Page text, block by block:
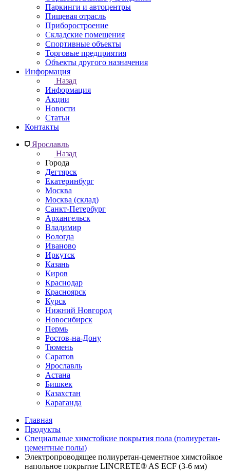
Паркинги и автоцентры
Пищевая отрасль
Приборостроение
Складские помещения
Спортивные объекты
Торговые предприятия
Объекты другого назначения
Информация
Назад
Информация
Акции
Новости
Статьи
Контакты
Ярославль
Назад
Города
Дегтярск
Екатеринбург
Москва
Москва (склад)
Санкт-Петербург
Архангельск
Владимир
Вологда
Иваново
Иркутск
Казань
Киров
Краснодар
Красноярск
Курск
Нижний Новгород
Новосибирск
Пермь
Ростов-на-Дону
Тюмень
Саратов
Ярославль
Астана
Бишкек
Казахстан
Караганда
Главная
Продукты
Специальные химстойкие покрытия пола (полиуретан-
цементные полы)
Электропроводящее полиуретан-цементное химстойкое
напольное покрытие LINCRETE® AS ECF (3-6 мм)